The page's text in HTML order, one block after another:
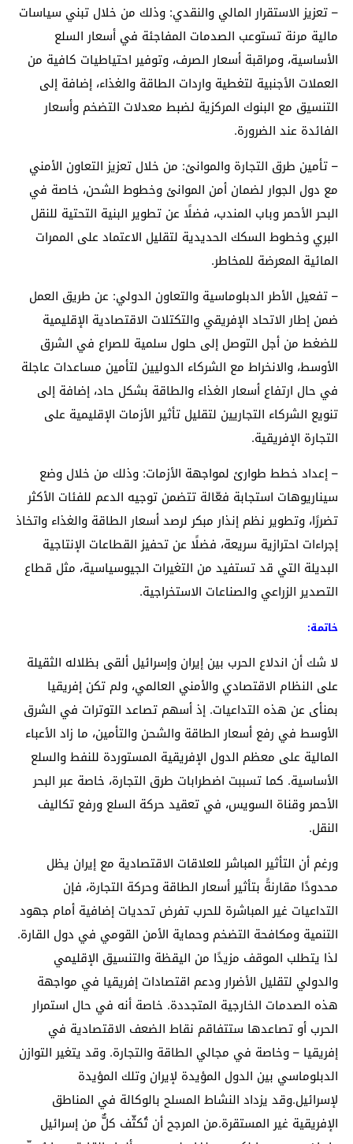
– تعزيز الاستقرار المالي والنقدي: وذلك من خلال تبني سياسات
مالية مرنة تستوعب الصدمات المفاجئة في أسعار السلع
الأساسية، ومراقبة أسعار الصرف، وتوفير احتياطيات كافية من
العملات الأجنبية لتغطية واردات الطاقة والغذاء، إضافة إلى
التنسيق مع البنوك المركزية لضبط معدلات التضخم وأسعار
الفائدة عند الضرورة.
– تأمين طرق التجارة والموانئ: من خلال تعزيز التعاون الأمني
مع دول الجوار لضمان أمن الموانئ وخطوط الشحن، خاصة في
البحر الأحمر وباب المندب، فضلًا عن تطوير البنية التحتية للنقل
البري وخطوط السكك الحديدية لتقليل الاعتماد على الممرات
المائية المعرضة للمخاطر.
– تفعيل الأطر الدبلوماسية والتعاون الدولي: عن طريق العمل
ضمن إطار الاتحاد الإفريقي والتكتلات الاقتصادية الإقليمية
للضغط من أجل التوصل إلى حلول سلمية للصراع في الشرق
الأوسط، والانخراط مع الشركاء الدوليين لتأمين مساعدات عاجلة
في حال ارتفاع أسعار الغذاء والطاقة بشكل حاد، إضافة إلى
تنويع الشركاء التجاريين لتقليل تأثير الأزمات الإقليمية على
التجارة الإفريقية.
– إعداد خطط طوارئ لمواجهة الأزمات: وذلك من خلال وضع
سيناريوهات استجابة فعّالة تتضمن توجيه الدعم للفئات الأكثر
تضررًا، وتطوير نظم إنذار مبكر لرصد أسعار الطاقة والغذاء واتخاذ
إجراءات احترازية سريعة، فضلًا عن تحفيز القطاعات الإنتاجية
البديلة التي قد تستفيد من التغيرات الجيوسياسية، مثل قطاع
التصدير الزراعي والصناعات الاستخراجية.
خاتمة:
لا شك أن اندلاع الحرب بين إيران وإسرائيل ألقى بظلاله الثقيلة
على النظام الاقتصادي والأمني العالمي، ولم تكن إفريقيا
بمنأى عن هذه التداعيات. إذ أسهم تصاعد التوترات في الشرق
الأوسط في رفع أسعار الطاقة والشحن والتأمين، ما زاد الأعباء
المالية على معظم الدول الإفريقية المستوردة للنفط والسلع
الأساسية. كما تسببت اضطرابات طرق التجارة، خاصة عبر البحر
الأحمر وقناة السويس، في تعقيد حركة السلع ورفع تكاليف
النقل.
ورغم أن التأثير المباشر للعلاقات الاقتصادية مع إيران يظل
محدودًا مقارنةً بتأثير أسعار الطاقة وحركة التجارة، فإن
التداعيات غير المباشرة للحرب تفرض تحديات إضافية أمام جهود
التنمية ومكافحة التضخم وحماية الأمن القومي في دول القارة.
لذا يتطلب الموقف مزيدًا من اليقظة والتنسيق الإقليمي
والدولي لتقليل الأضرار ودعم اقتصادات إفريقيا في مواجهة
هذه الصدمات الخارجية المتجددة. خاصة أنه في حال استمرار
الحرب أو تصاعدها ستتفاقم نقاط الضعف الاقتصادية في
إفريقيا – وخاصة في مجالي الطاقة والتجارة. وقد يتغير التوازن
الدبلوماسي بين الدول المؤيدة لإيران وتلك المؤيدة
لإسرائيل.وقد يزداد النشاط المسلح بالوكالة في المناطق
الإفريقية غير المستقرة.من المرجح أن تُكثّف كلٌّ من إسرائيل